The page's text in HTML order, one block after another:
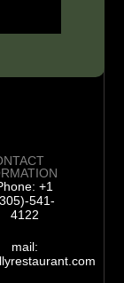
+1
541-
4122
mail: